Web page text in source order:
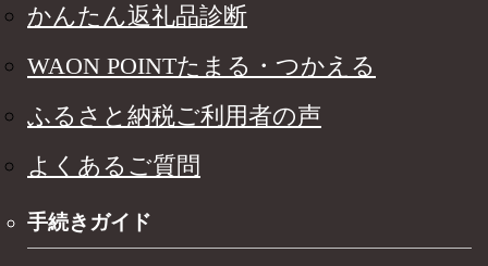
かんたん返礼品診断
WAON POINTたまる・つかえる
ふるさと納税ご利用者の声
よくあるご質問
手続きガイド